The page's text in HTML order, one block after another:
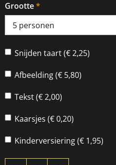
Grootte
Snijden taart (€ 2,25)
Afbeelding (€ 5,80)
Tekst (€ 2,00)
Kaarsjes (€ 0,20)
Kinderversiering (€ 1,95)